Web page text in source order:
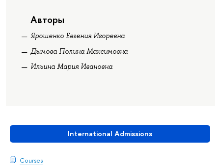
International Admissions
Courses
Авторы
Ярошенко Евгения Игоревна
Дымова Полина Максимовна
Ильина Мария Ивановна